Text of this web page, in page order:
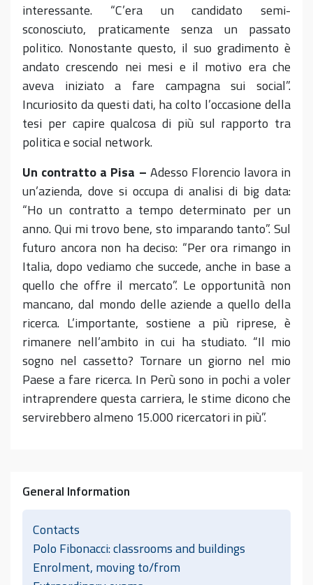
interessante. “C’era un candidato semi-
sconosciuto, praticamente senza un passato
politico. Nonostante questo, il suo gradimento è
andato crescendo nei mesi e il motivo era che
aveva iniziato a fare campagna sui social”.
Incuriosito da questi dati, ha colto l’occasione della
tesi per capire qualcosa di più sul rapporto tra
politica e social network.
Un contratto a Pisa – Adesso Florencio lavora in
un’azienda, dove si occupa di analisi di big data:
“Ho un contratto a tempo determinato per un
anno. Qui mi trovo bene, sto imparando tanto”. Sul
futuro ancora non ha deciso: “Per ora rimango in
Italia, dopo vediamo che succede, anche in base a
quello che offre il mercato”. Le opportunità non
mancano, dal mondo delle aziende a quello della
ricerca. L’importante, sostiene a più riprese, è
rimanere nell’ambito in cui ha studiato. “Il mio
sogno nel cassetto? Tornare un giorno nel mio
Paese a fare ricerca. In Perù sono in pochi a voler
intraprendere questa carriera, le stime dicono che
servirebbero almeno 15.000 ricercatori in più”.
General Information
Contacts
Polo Fibonacci: classrooms and buildings
Enrolment, moving to/from